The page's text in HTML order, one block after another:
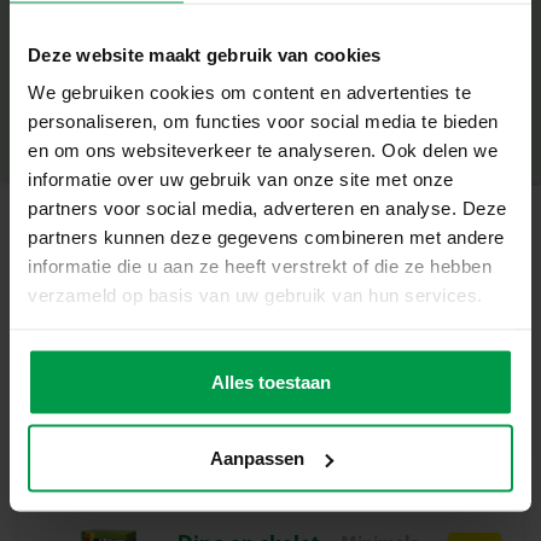
Deze website maakt gebruik van cookies
We gebruiken cookies om content en advertenties te
personaliseren, om functies voor social media te bieden
en om ons websiteverkeer te analyseren. Ook delen we
informatie over uw gebruik van onze site met onze
partners voor social media, adverteren en analyse. Deze
partners kunnen deze gegevens combineren met andere
informatie die u aan ze heeft verstrekt of die ze hebben
verzameld op basis van uw gebruik van hun services.
Alles toestaan
Aanpassen
– Wanneer de bruisbal oplost, komt er een surprise dino
tevoorschijn
– Perfect voor kinderen vanaf 3 jaar
– Met de dino bruisbal wordt badderen nog leuker. Laat
de bal in het water en zie welke geuren en kleuren er
tevoorschijn komen
Geniet Van Een Bruisend Badavontuur
Met deze bruisbal wordt elke badtijd een spannend
avontuur. Laat de bal bruisen, zie het water veranderen
geweldige manier om het badderen extra leuk te maken
en tegelijkertijd nieuwsgierigheid en speelsheid te
stimuleren. Deze set is ideaal voor ouders die hun
verrassende badervaring. Het biedt een veilige en
spannende manier om te spelen en te ontdekken tijdens
Productnummer|
25125
Deel dit product
Gerelateerde producten
Insecten
explorer
Minimale